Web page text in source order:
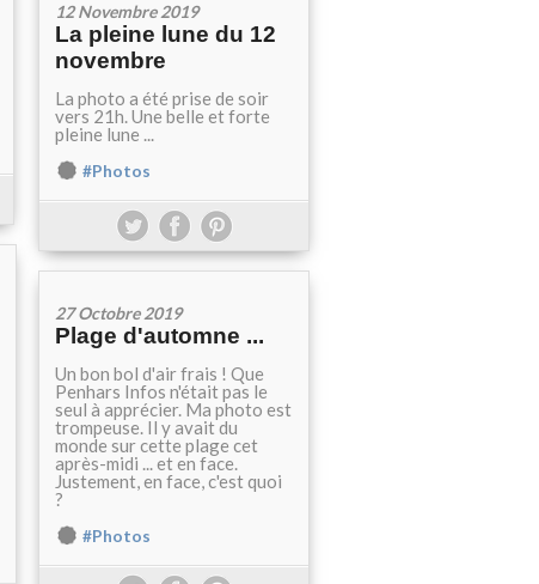
12 Novembre 2019
La pleine lune du 12
novembre
La photo a été prise de soir
vers 21h. Une belle et forte
pleine lune ...
#Photos
27 Octobre 2019
Plage d'automne ...
Un bon bol d'air frais ! Que
Penhars Infos n'était pas le
seul à apprécier. Ma photo est
trompeuse. Il y avait du
monde sur cette plage cet
après-midi ... et en face.
Justement, en face, c'est quoi
?
#Photos